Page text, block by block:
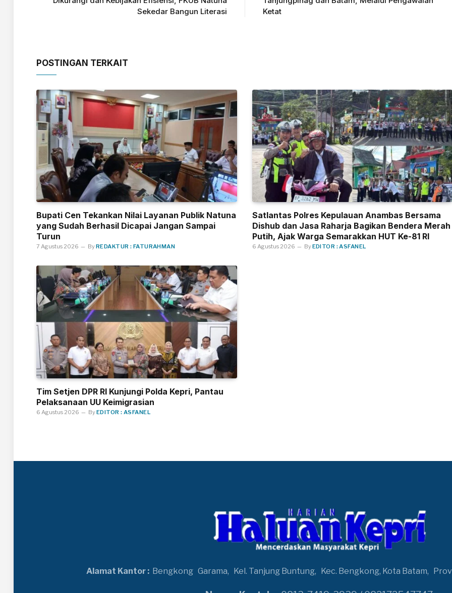
Sekedar Bangun Literasi
Ketat
POSTINGAN TERKAIT
Bupati Cen Tekankan Nilai Layanan Publik Natuna
yang Sudah Berhasil Dicapai Jangan Sampai
Turun
7 Agustus 2026 ByREDAKTUR : FATURAHMAN
Satlantas Polres Kepulauan Anambas Bersama
Dishub dan Jasa Raharja Bagikan Bendera Merah
Putih, Ajak Warga Semarakkan HUT Ke-81 RI
6 Agustus 2026 ByEDITOR : ASFANEL
Tim Setjen DPR RI Kunjungi Polda Kepri, Pantau
Pelaksanaan UU Keimigrasian
6 Agustus 2026 ByEDITOR : ASFANEL
Alamat Kantor : Bengkong Garama, Kel. Tanjung Buntung, Kec. Bengkong, Kota Batam,